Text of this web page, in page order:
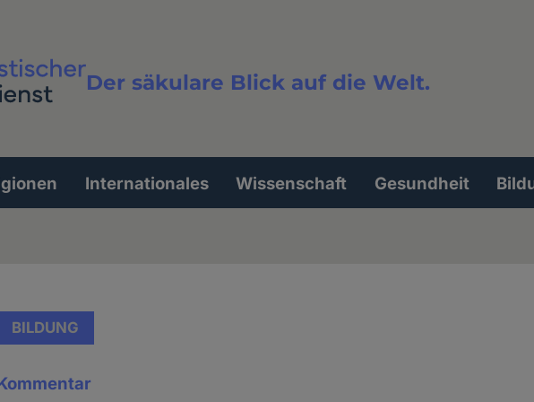
Der säkulare Blick auf die Welt.
Volltextsuche
Internationales Wissenschaft Gesundheit
BILDUNG